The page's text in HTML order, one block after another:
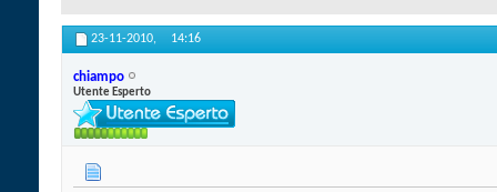
23-11-2010, 14:16
chiampo
Utente Esperto